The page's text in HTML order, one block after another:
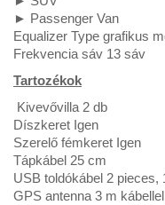
► Passenger Van
Equalizer Type grafikus
Frekvencia sáv 13 sáv
Tartozékok
Kivevővilla 2 db
Díszkeret Igen
Szerelő fémkeret Igen
Tápkábel 25 cm
USB toldókábel 2 pieces,
GPS antenna 3 m kábellel